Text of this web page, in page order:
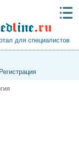
для специалистов
Регистрация